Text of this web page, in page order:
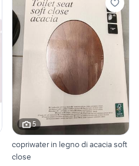
5
copriwater in legno di acacia soft
close